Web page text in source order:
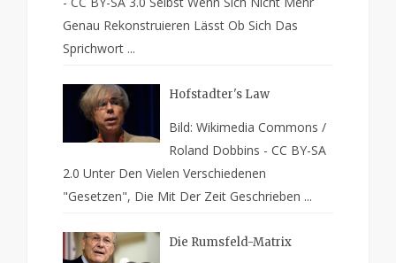
Genau Rekonstruieren Lässt Ob Sich Das
Sprichwort ...
Hofstadter's Law
Bild: Wikimedia Commons /
Roland Dobbins - CC BY-SA
2.0 Unter Den Vielen Verschiedenen
"Gesetzen", Die Mit Der Zeit Geschrieben ...
Die Rumsfeld-Matrix